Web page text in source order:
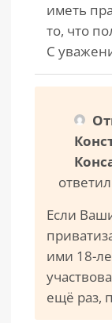
иметь
то, что
С
Если
ими 18-
ещё раз,